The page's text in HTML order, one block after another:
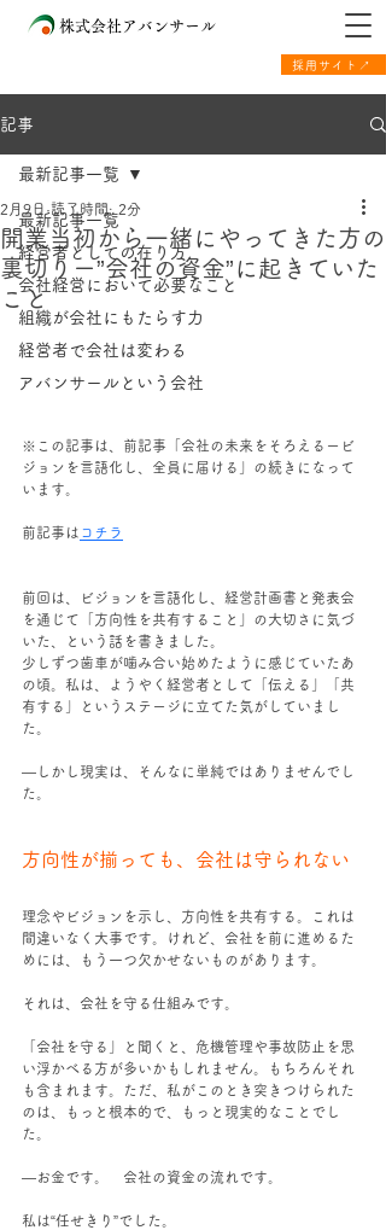
採用サイト↗
株式会社アバンサール
記事
最新記事一覧
経営者としての在り方
会社経営において必要なこと
組織が会社にもたらす力
経営者で会社は変わる
アバンサールという会社
最新記事一覧
開業当初から一緒にやってきた方の
裏切りー”会社の資金”に起きていた
こと
2月9日 読了時間: 2分
※この記事は、前記事「 会社の未来をそろえるービ
ジョンを言語化し、全員に届ける」 の続きになって
います。
前記事は コチラ
前回は、ビジョンを言語化し、経営計画書と発表会
を通じて「方向性を共有すること」の大切さに気づ
いた、という話を書きました。
少しずつ歯車が噛み合い始めたように感じていたあ
の頃。私は、ようやく経営者として「伝える」「共
有する」というステージに立てた気がしていまし
た。
―しかし現実は、そんなに単純ではありませんでし
た。
方向性が揃っても、会社は守られない
理念やビジョンを示し、方向性を共有する。これは
間違いなく大事です。けれど、会社を前に進めるた
めには、もう一つ欠かせないものがあります。
それは、会社を守る仕組みです。
「会社を守る」と聞くと、危機管理や事故防止を思
い浮かべる方が多いかもしれません。もちろんそれ
も含まれます。ただ、私がこのとき突きつけられた
のは、もっと根本的で、もっと現実的なことでし
た。
―お金です。　会社の資金の流れです。
私は“任せきり”でした。